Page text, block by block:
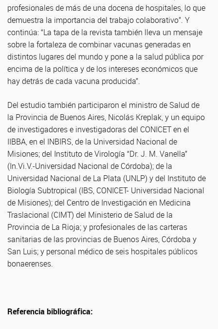
profesionales de más de una docena de hospitales, lo que
demuestra la importancia del trabajo colaborativo”. Y
continúa: “La tapa de la revista también lleva un mensaje
sobre la fortaleza de combinar vacunas generadas en
distintos lugares del mundo y pone a la salud pública por
encima de la política y de los intereses económicos que
hay detrás de cada vacuna producida”.
Del estudio también participaron el ministro de Salud de
la Provincia de Buenos Aires, Nicolás Kreplak, y un equipo
de investigadores e investigadoras del CONICET en el
IIBBA, en el INBIRS, de la Universidad Nacional de
Misiones; del Instituto de Virología “Dr. J. M. Vanella”
(In.Vi.V.-Universidad Nacional de Córdoba); de la
Universidad Nacional de La Plata (UNLP) y del Instituto de
Biología Subtropical (IBS, CONICET- Universidad Nacional
de Misiones); del Centro de Investigación en Medicina
Traslacional (CIMT) del Ministerio de Salud de la
Provincia de La Rioja; y profesionales de las carteras
sanitarias de las provincias de Buenos Aires, Córdoba y
San Luis; y personal médico de seis hospitales públicos
bonaerenses.
Referencia bibliográfica: